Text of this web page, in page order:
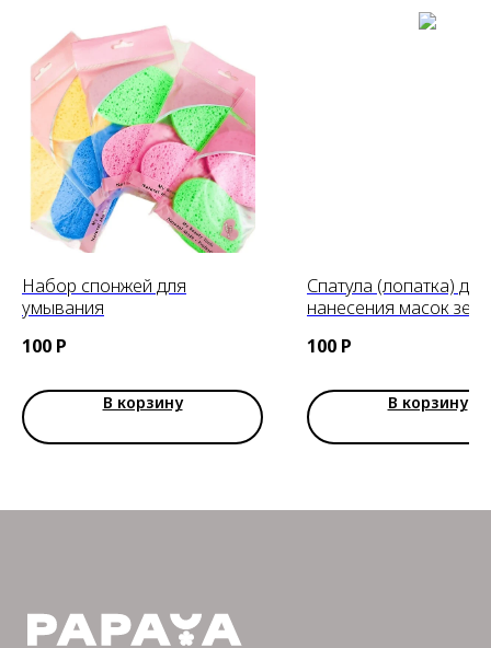
Набор спонжей для
умывания
100 Р
В корзину
Спатула (лопатка) для
нанесения масок
100 Р
В корзину